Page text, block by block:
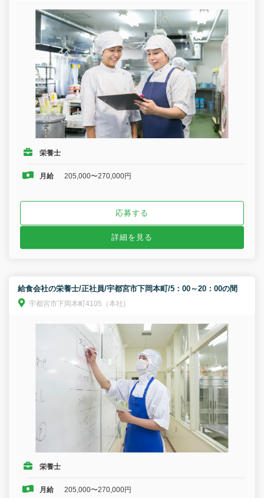
栄養士
月給 205,000〜270,000円
応募する
詳細を見る
給食会社の栄養士/正社員/宇都宮市下岡本町/5：00～20：00の間
宇都宮市下岡本町4105（本社)
栄養士
月給 205,000〜270,000円